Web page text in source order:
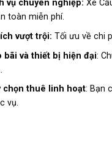
vụ chuyên nghiệp: Xe
toàn miễn phí.
vượt trội: Tối ưu về chi
bãi và thiết bị hiện đại:
chọn thuê linh hoạt: Bạn
vụ.